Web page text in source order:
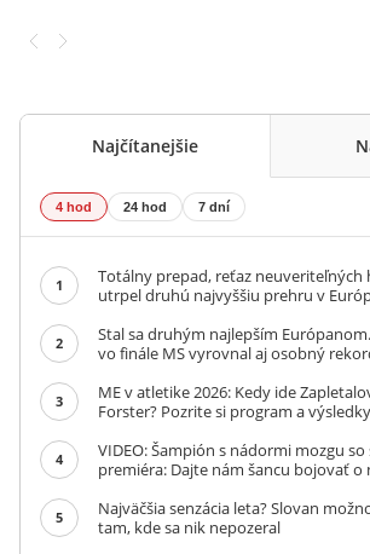
Najčítanejšie
4 hod 24 hod 7 dní
1
Totálny prepad, reťaz neuveriteľných
utrpel druhú najvyššiu prehru v
2
Stal sa druhým najlepším
vo finále MS vyrovnal aj osobný
3
ME v atletike 2026: Kedy ide
Forster? Pozrite si program a výsledky
4
VIDEO: Šampión s nádormi mozgu
premiéra: Dajte nám šancu bojovať o
5
Najväčšia senzácia leta? Slovan
tam, kde sa nik nepozeral